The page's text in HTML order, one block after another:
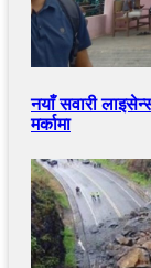
नयाँ सवारी
मर्कामा